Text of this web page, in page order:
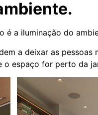
a iluminação do
a deixar as
o espaço for perto da